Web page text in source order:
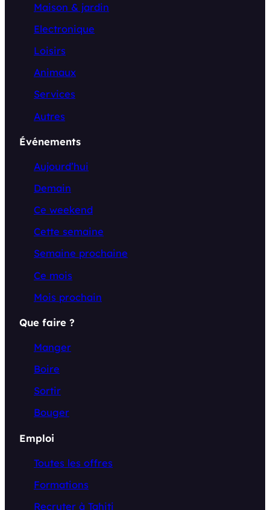
Maison & jardin
Electronique
Loisirs
Animaux
Services
Autres
Événements
Aujourd’hui
Demain
Ce weekend
Cette semaine
Semaine prochaine
Ce mois
Mois prochain
Que faire ?
Manger
Boire
Sortir
Bouger
Emploi
Toutes les offres
Formations
Recruter à Tahiti